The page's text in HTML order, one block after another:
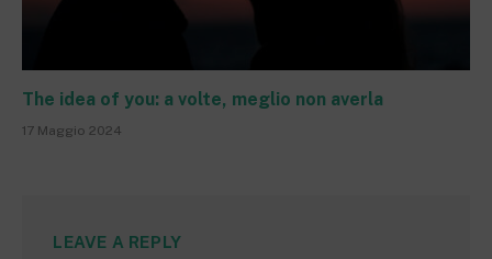
The idea of you: a volte, meglio non averla
17 Maggio 2024
LEAVE A REPLY